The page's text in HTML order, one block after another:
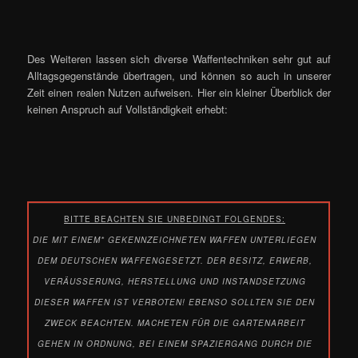
Des Weiteren lassen sich diverse Waffentechniken sehr gut auf
Alltagsgegenstände übertragen, und können so auch in unserer
Zeit einen realen Nutzen aufweisen. Hier ein kleiner Überblick der
keinen Anspruch auf Vollständigkeit erhebt:
BITTE BEACHTEN SIE UNBEDINGT FOLGENDES:
DIE MIT EINEM* GEKENNZEICHNETEN WAFFEN UNTERLIEGEN
DEM DEUTSCHEN WAFFENGESETZT. DER BESITZ, ERWERB,
VERÄUSSERUNG, HERSTELLUNG UND INSTANDSETZUNG D
IESER WAFFEN IST VERBOTEN! EBENSO SOLLTEN SIE DEN Z
WECK BEACHTEN. MACHETEN FÜR DIE GARTENARBEIT G
EHEN IN ORDNUNG, BEI EINEM SPAZIERGANG DURCH DIE F